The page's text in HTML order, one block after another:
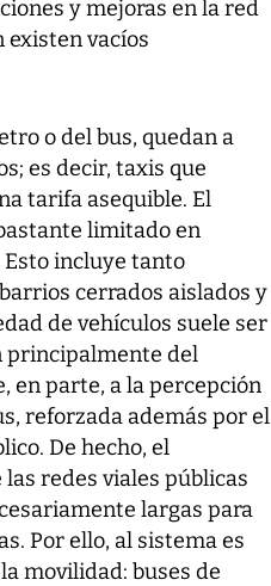
y mejoras en la red
existen vacíos
o del bus, quedan a
es decir, taxis que
tarifa asequible. El
limitado en
incluye tanto
cerrados aislados y
de vehículos suele ser
principalmente del
en parte, a la percepción
reforzada además por el
De hecho, el
redes viales públicas
largas para
Por ello, al sistema es
movilidad: buses de